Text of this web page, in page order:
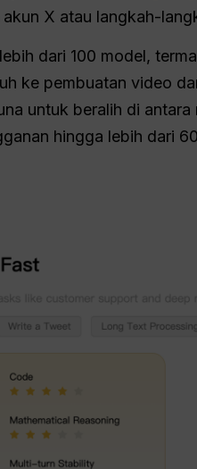
X atau langkah-
dari 100 model,
ke pembuatan video
untuk beralih di
hingga lebih dari